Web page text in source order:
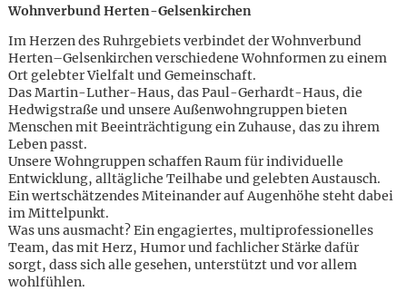
Wohnverbund Herten-Gelsenkirchen
Im Herzen des Ruhrgebiets verbindet der Wohnverbund
Herten–Gelsenkirchen verschiedene Wohnformen zu einem
Ort gelebter Vielfalt und Gemeinschaft.
Das Martin-Luther-Haus, das Paul-Gerhardt-Haus, die
Hedwigstraße und unsere Außenwohngruppen bieten
Menschen mit Beeinträchtigung ein Zuhause, das zu ihrem
Leben passt.
Unsere Wohngruppen schaffen Raum für individuelle
Entwicklung, alltägliche Teilhabe und gelebten Austausch.
Ein wertschätzendes Miteinander auf Augenhöhe steht dabei
im Mittelpunkt.
Was uns ausmacht? Ein engagiertes, multiprofessionelles
Team, das mit Herz, Humor und fachlicher Stärke dafür
sorgt, dass sich alle gesehen, unterstützt und vor allem
wohlfühlen.
Karte anzeigen